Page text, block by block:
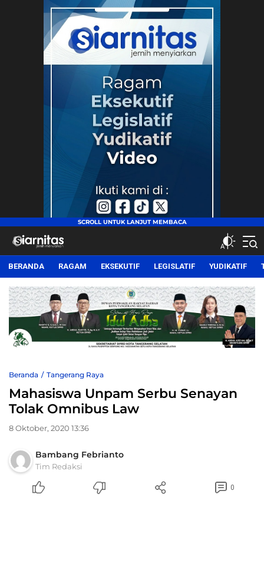
siarnitas
Jernih Menyiarkan
BERANDA RAGAM EKSEKUTIF LEGISLATIF YUDIKATIF
Beranda Tangerang Raya
Mahasiswa Unpam Serbu Senayan
Tolak Omnibus Law
8 Oktober, 2020 13:36
Bambang Febrianto
Tim Redaksi
0